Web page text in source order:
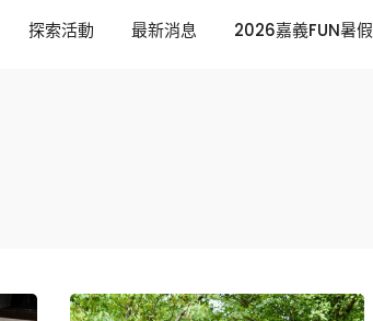
探索活動 最新消息 2026嘉義FUN暑假